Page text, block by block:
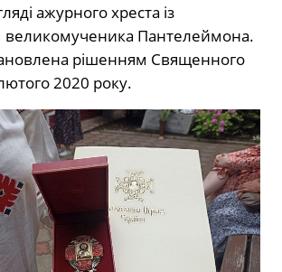
ажурного хреста із
Пантелеймона.
рішенням Священного
2020 року.